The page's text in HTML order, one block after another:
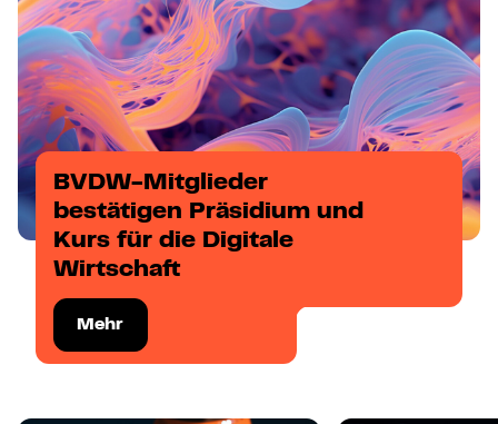
BVDW-Mitglieder
bestätigen Präsidium und
Kurs für die Digitale
Wirtschaft
Mehr